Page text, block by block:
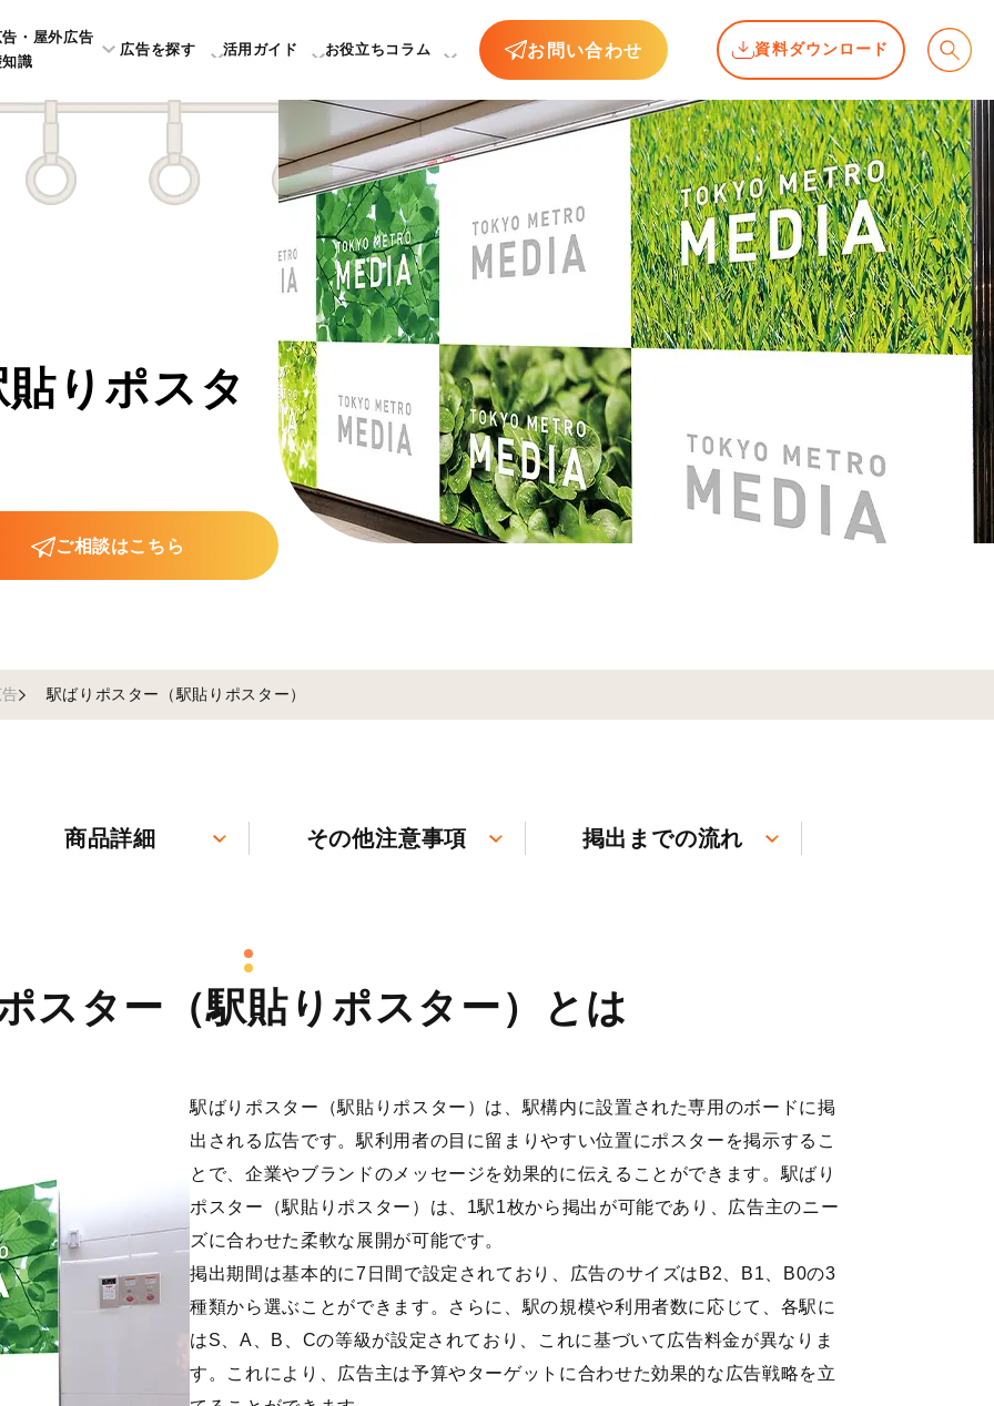
・屋外広告
識
広告を探す 活用ガイド お役立ちコラム お問い合わせ 資料ダウンロード
りポスタ
ご相談はこちら
駅ばりポスター（駅貼りポスター）
商品詳細 その他注意事項 掲出までの流れ
スター（駅貼りポスター）とは
駅ばりポスター（駅貼りポスター）は、駅構内に設置された専用のボードに掲
出される広告です。駅利用者の目に留まりやすい位置にポスターを掲示するこ
とで、企業やブランドのメッセージを効果的に伝えることができます。駅ばり
ポスター（駅貼りポスター）は、1駅1枚から掲出が可能であり、広告主のニー
ズに合わせた柔軟な展開が可能です。
掲出期間は基本的に7日間で設定されており、広告のサイズはB2、B1、B0の3
種類から選ぶことができます。さらに、駅の規模や利用者数に応じて、各駅に
はS、A、B、Cの等級が設定されており、これに基づいて広告料金が異なりま
す。これにより、広告主は予算やターゲットに合わせた効果的な広告戦略を立